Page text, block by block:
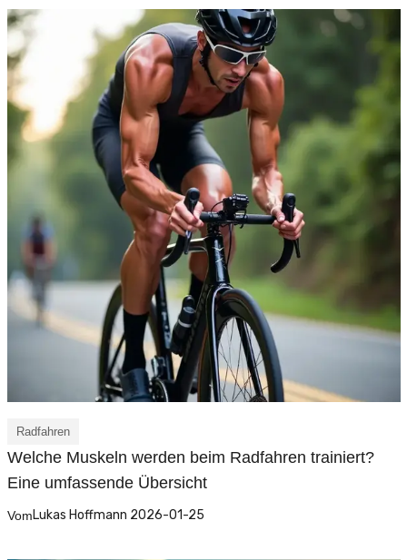
Radfahren
Welche Muskeln werden beim Radfahren trainiert?
Eine umfassende Übersicht
VomLukas Hoffmann 2026-01-25